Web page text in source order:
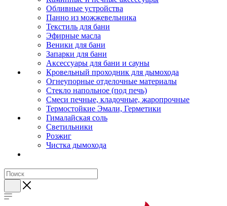
Обливные устройства
Панно из можжевельника
Текстиль для бани
Эфирные масла
Веники для бани
Запарки для бани
Аксессуары для бани и сауны
Кровельный проходник для дымохода
Огнеупорные отделочные материалы
Стекло напольное (под печь)
Смеси печные, кладочные, жаропрочные
Термостойкие Эмали, Герметики
Гималайская соль
Светильники
Розжиг
Чистка дымохода